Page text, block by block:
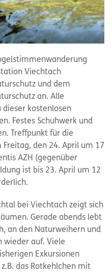
Viechtach
und dem
an. Alle
dieser kostenlosen
Festes Schuhwerk und
Treffpunkt für die
den 24. April um 17
AZH (gegenüber
ist bis 23. April um 12
bei Viechtach zeigt sich
Gerade abends lebt
an den Naturweihern und
wieder auf. Viele
Exkursionen
das Rotkehlchen mit